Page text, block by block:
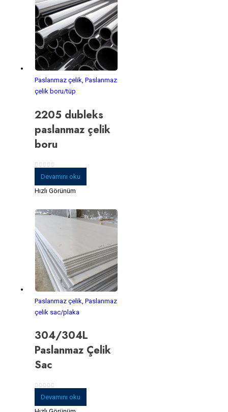
Paslanmaz çelik, Paslanmaz
çelik boru/tüp
2205 dubleks
paslanmaz çelik
boru
5 üzerinden
Devamını oku
Hızlı Görünüm
Paslanmaz çelik Paslanmaz
çelik sac/plaka
304/304L
Paslanmaz Çelik
Sac
5 üzerinden
Devamını oku